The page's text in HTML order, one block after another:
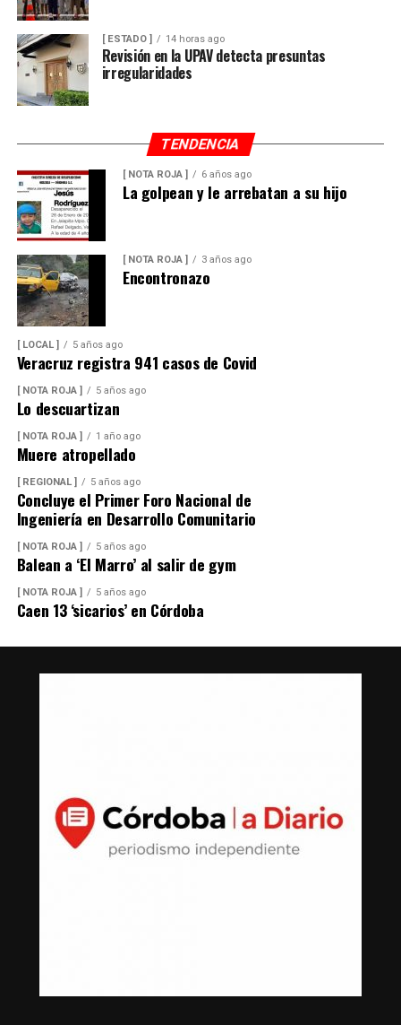
[ ESTADO ] 14 horas ago
Revisión en la UPAV detecta presuntas
irregularidades
TENDENCIA
[ NOTA ROJA ] 6 años ago
La golpean y le arrebatan a su hijo
[ NOTA ROJA ] 3 años ago
Encontronazo
[ LOCAL ] 5 años ago
Veracruz registra 941 casos de Covid
[ NOTA ROJA ] 5 años ago
Lo descuartizan
[ NOTA ROJA ] 1 año ago
Muere atropellado
[ REGIONAL ] 5 años ago
Concluye el Primer Foro Nacional de
Ingeniería en Desarrollo Comunitario
[ NOTA ROJA ] 5 años ago
Balean a ‘El Marro’ al salir de gym
[ NOTA ROJA ] 5 años ago
Caen 13 ‘sicarios’ en Córdoba